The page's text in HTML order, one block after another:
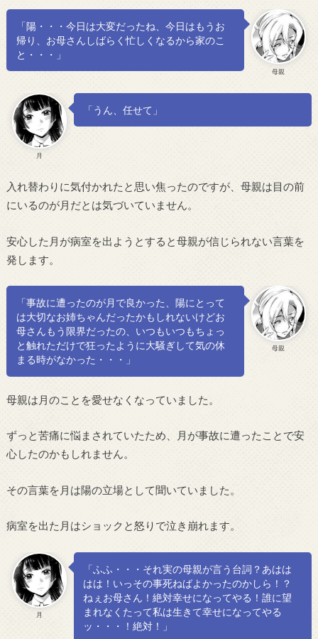
母親
「陽・・・今日は大変だったね、今日はもうお
帰り、お母さんしばらく忙しくなるから家のこ
と・・・」
月
「うん、任せて」
入れ替わりに気付かれたと思い焦ったのですが、母親は目の前
にいるのが月だとは気づいていません。
安心した月が病室を出ようとすると母親が信じられない言葉を
発します。
母親
「事故に遭ったのが月で良かった、陽にとって
は大切なお姉ちゃんだったかもしれないけどお
母さんもう限界だったの、いつもいつもちょっ
と触れただけで狂ったように大騒ぎして気の休
まる時がなかった・・・」
母親は月のことを愛せなくなっていました。
ずっと苦痛に悩まされていたため、月が事故に遭ったことで安
心したのかもしれません。
その言葉を月は陽の立場として聞いていました。
病室を出た月はショックと怒りで泣き崩れます。
月
「ふふ・・・それ実の母親が言う台詞？あはは
はは！いっその事死ねばよかったのかしら！？
ねぇお母さん！絶対幸せになってやる！誰に望
まれなくたって私は生きて幸せになってやる
ッ・・・！絶対！」